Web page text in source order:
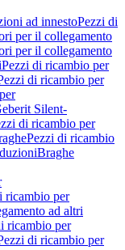
ad innestoPezzi di
per il collegamento
per il collegamento
Pezzi di ricambio per
di ricambio per
Silent-
di ricambio per
Pezzi di ricambio
Braghe
ricambio per
ad altri
ricambio per
di ricambio per